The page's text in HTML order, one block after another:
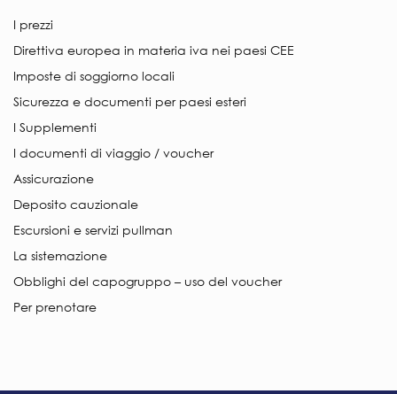
I prezzi
Direttiva europea in materia iva nei paesi CEE
Imposte di soggiorno locali
Sicurezza e documenti per paesi esteri
I Supplementi
I documenti di viaggio / voucher
Assicurazione
Deposito cauzionale
Escursioni e servizi pullman
La sistemazione
Obblighi del capogruppo – uso del voucher
Per prenotare